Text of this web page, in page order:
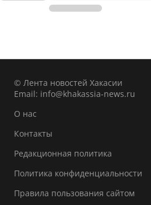
© Лента новостей Хакасии
Email: info@khakassia-news.ru
О нас
Контакты
Редакционная политика
Политика конфиденциальности
Правила пользования сайтом